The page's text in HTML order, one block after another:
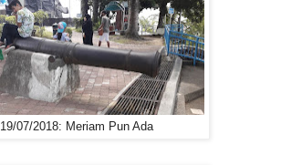
19/07/2018: Meriam Pun Ada